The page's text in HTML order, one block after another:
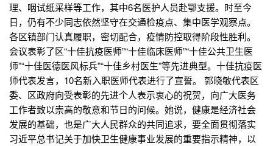
理、咽试纸采样等工作，其中6名医护人员赴鄂支援。时至今
日，仍有不少同志依然坚守在交通检疫点、集中医学观察点。
各区镇部门认真履职，密切配合，疫情防控取得阶段性胜利。
会议表彰了区“十佳抗疫医师”“十佳临床医师”“十佳公共卫生医
师”“十佳医德医风标兵”“十佳乡村医生”等先进典型。十佳抗疫医
师代表发言，10名新入职医师代表进行了宣誓。 郭晓敏代表区
委、区政府向受表彰的先进个人表示衷心的祝贺，向广大医务
工作者致以崇高的敬意和节日的问候。她说，健康是经济社会
发展的基础，也是广大人民群众的共同追求，要全面贯彻落实
习近平总书记关于加快卫生健康事业发展的重要指示精神，以